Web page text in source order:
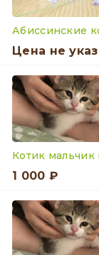
Абиссинские
Цена не
Котик
1 000 ₽